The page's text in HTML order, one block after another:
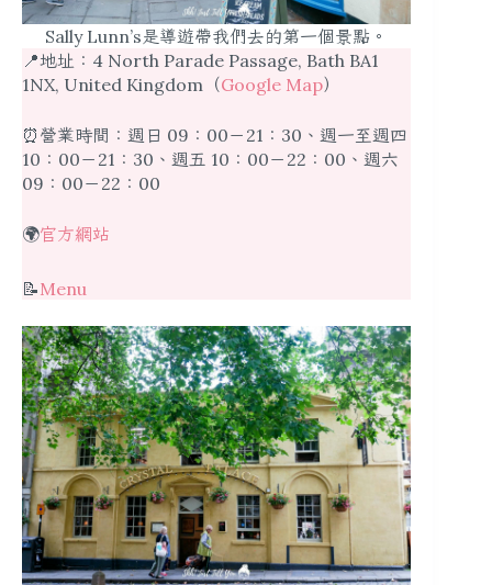
Sally Lunn’s是導遊帶我們去的第一個景點。
📍地址：4 North Parade Passage, Bath BA1
1NX, United Kingdom（Google Map）
⏰營業時間：週日 09：00－21：30、週一至週四
10：00－21：30、週五 10：00－22：00、週六
09：00－22：00
🌍官方網站
📝Menu